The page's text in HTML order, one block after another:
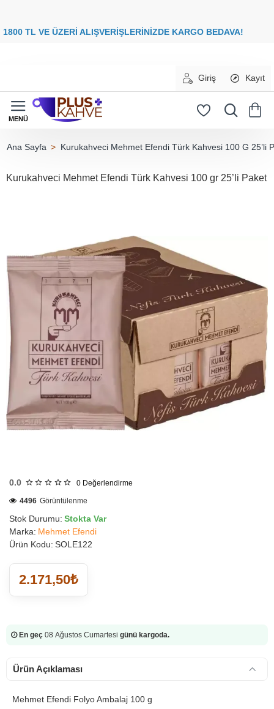
00 TL VE ÜZERİ ALIŞVERİŞLERİNİZDE KARGO
Giriş Kayıt
Kurukahveci Mehmet Efendi Türk Kahvesi 100 G 25’li
Kurukahveci Mehmet Efendi Türk Kahvesi 100 gr 25’li Paket
0.0 0 Değerlendirme
Stok Durumu: Stokta Var
Marka: Mehmet Efendi
Ürün Kodu: SOLE122
4496 Görüntülenme
2.171,50₺
En geç 08 Ağustos Cumartesi günü kargoda.
Ürün Açıklaması
Mehmet Efendi Folyo Ambalaj 100 g